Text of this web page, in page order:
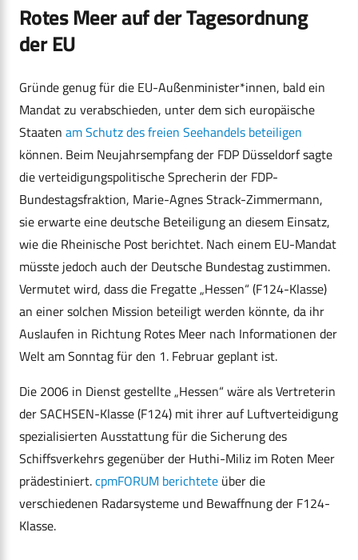
Rotes Meer auf der Tagesordnung
der EU
Gründe genug für die EU-Außenminister*innen, bald ein
Mandat zu verabschieden, unter dem sich europäische
Staaten am Schutz des freien Seehandels beteiligen
können. Beim Neujahrsempfang der FDP Düsseldorf sagte
die verteidigungspolitische Sprecherin der FDP-
Bundestagsfraktion, Marie-Agnes Strack-Zimmermann,
sie erwarte eine deutsche Beteiligung an diesem Einsatz,
wie die Rheinische Post berichtet. Nach einem EU-Mandat
müsste jedoch auch der Deutsche Bundestag zustimmen.
Vermutet wird, dass die Fregatte „Hessen“ (F124-Klasse)
an einer solchen Mission beteiligt werden könnte, da ihr
Auslaufen in Richtung Rotes Meer nach Informationen der
Welt am Sonntag für den 1. Februar geplant ist.
Die 2006 in Dienst gestellte „Hessen“ wäre als Vertreterin
der SACHSEN-Klasse (F124) mit ihrer auf Luftverteidigung
spezialisierten Ausstattung für die Sicherung des
Schiffsverkehrs gegenüber der Huthi-Miliz im Roten Meer
prädestiniert.cpmFORUM berichtete über die
verschiedenen Radarsysteme und Bewaffnung der F124-
Klasse.